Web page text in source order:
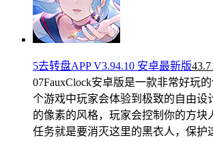
5去转盘APP V3.94.10 安卓最新版
07FauxClock安卓版是一款非常好玩
个游戏中玩家会体验到极致的自由设
的像素的风格，玩家会控制你的方块
任务就是要消灭这里的黑衣人，保护